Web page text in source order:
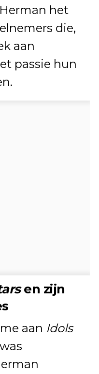
het
die,
aan
passie hun
en zijn
aan Idols